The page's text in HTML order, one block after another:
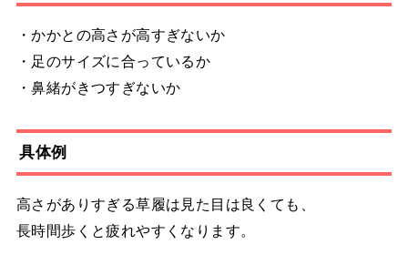
・かかとの高さが高すぎないか
・足のサイズに合っているか
・鼻緒がきつすぎないか
具体例
高さがありすぎる草履は見た目は良くても、
長時間歩くと疲れやすくなります。